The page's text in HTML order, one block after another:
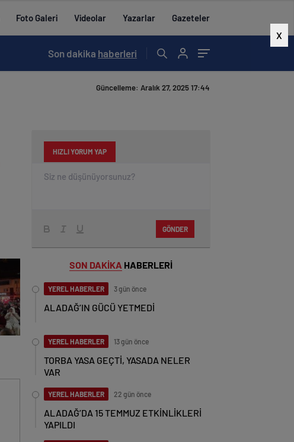
Foto Galeri Videolar Yazarlar Gazeteler
07:01 / ALADAĞ’DA 15 TEMMUZ ETKİNLİKLERİ YAPILDI
Son dakika haberleri
X
Güncelleme: Aralık 27, 2025 17:44
HIZLI YORUM YAP
GÖNDER
SON DAKİKA HABERLERİ
YEREL HABERLER 3 gün önce
ALADAĞ’IN GÜCÜ YETMEDİ
YEREL HABERLER 13 gün önce
TORBA YASA GEÇTİ, YASADA NELER
VAR
YEREL HABERLER 22 gün önce
ALADAĞ’DA 15 TEMMUZ ETKİNLİKLERİ
YAPILDI